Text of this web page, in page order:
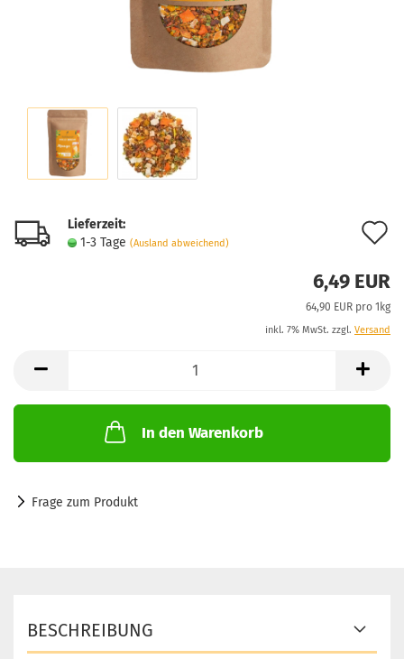
Lieferzeit:
1-3 Tage (Ausland abweichend)
6,49 EUR
64,90 EUR pro 1kg
inkl. 7% MwSt. zzgl. Versand
In den Warenkorb
Frage zum Produkt
BESCHREIBUNG